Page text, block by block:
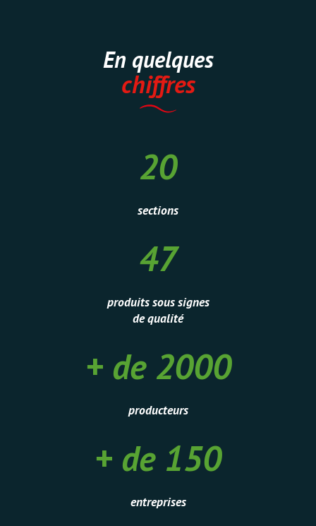
En quelques
chiffres
20
sections
47
produits sous signes
de qualité
+ de 2000
producteurs
+ de 150
entreprises